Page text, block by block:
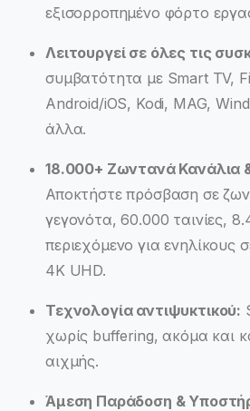
εξισορροπημένο φόρτο
Λειτουργεί σε όλες τις
συμβατότητα με Smart TV,
Android/iOS, Kodi, MAG,
άλλα.
18.000+ Ζωντανά Κανάλια
Αποκτήστε πρόσβαση σε
γεγονότα, 60.000 ταινίες,
περιεχόμενο για ενηλίκους
4K UHD.
Τεχνολογία αντιψυκτικού:
χωρίς buffering, ακόμα και
αιχμής.
Άμεση Παράδοση &